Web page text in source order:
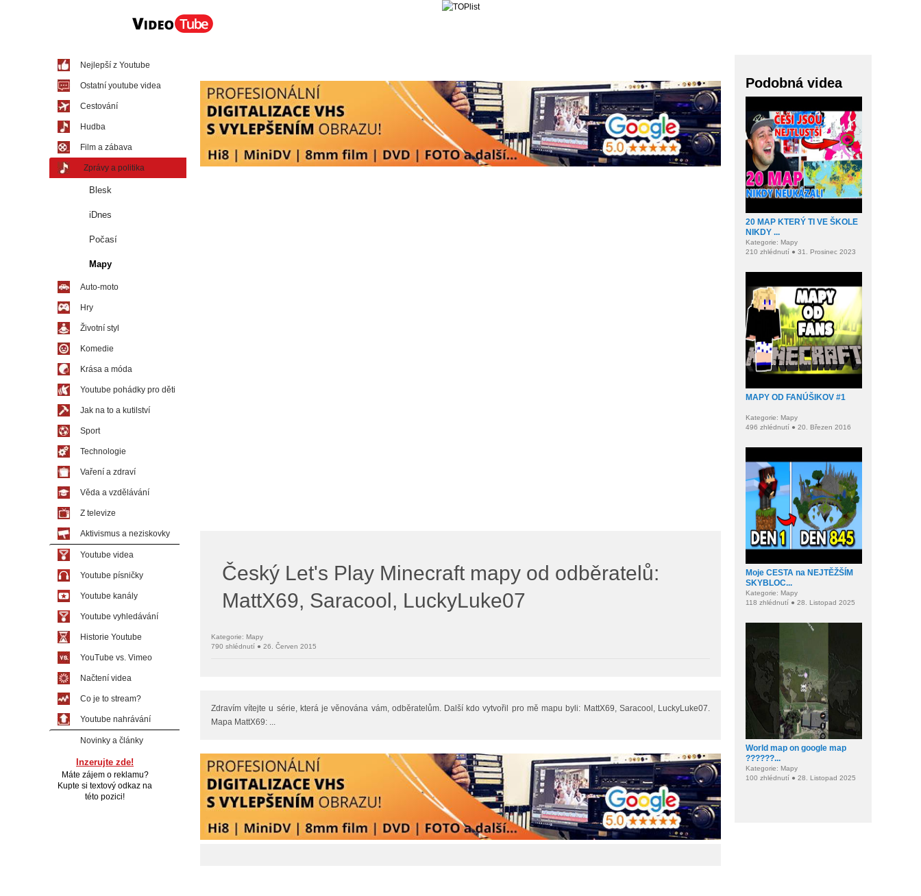
Český Let's Play Minecraft mapy od odběratelů:
MattX69, Saracool, LuckyLuke07
Kategorie: Mapy
790 shlédnutí ● 26. Červen 2015
Zdravím vítejte u série, která je věnována vám, odběratelům. Další kdo vytvořil pro mě mapu byli: MattX69, Saracool, LuckyLuke07.
Mapa MattX69: ...
Podobná videa
20 MAP KTERÝ TI VE ŠKOLE
NIKDY ...
Kategorie: Mapy
210 zhlédnutí ● 31. Prosinec 2023
MAPY OD FANÚŠIKOV #1
Kategorie: Mapy
496 zhlédnutí ● 20. Březen 2016
Moje CESTA na NEJTĚŽŠÍM
SKYBLOC...
Kategorie: Mapy
118 zhlédnutí ● 28. Listopad 2025
World map on google map
????️??...
Kategorie: Mapy
100 zhlédnutí ● 28. Listopad 2025
Nejlepší z Youtube
Ostatní youtube videa
Cestování
Hudba
Film a zábava
Zprávy a politika
Blesk
iDnes
Počasí
Mapy
Auto-moto
Hry
Životní styl
Komedie
Krása a móda
Youtube pohádky pro děti
Jak na to a kutilství
Sport
Technologie
Vaření a zdraví
Věda a vzdělávání
Z televize
Aktivismus a neziskovky
Youtube videa
Youtube písničky
Youtube kanály
Youtube vyhledávání
Historie Youtube
YouTube vs. Vimeo
Načtení videa
Co je to stream?
Youtube nahrávání
Novinky a články
Inzerujte zde!
Máte zájem o reklamu?
Kupte si textový odkaz na
této pozici!